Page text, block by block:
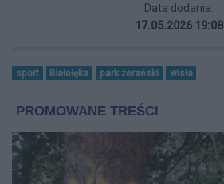
Data dodania:
17.05.2026 19:08
sport Białołęka park żerański wisła